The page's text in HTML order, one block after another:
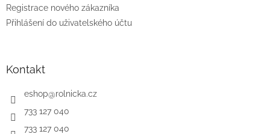
Registrace nového zákazníka
Přihlášení do uživatelského účtu
Kontakt
eshop@rolnicka.cz
733 127 040
733 127 040